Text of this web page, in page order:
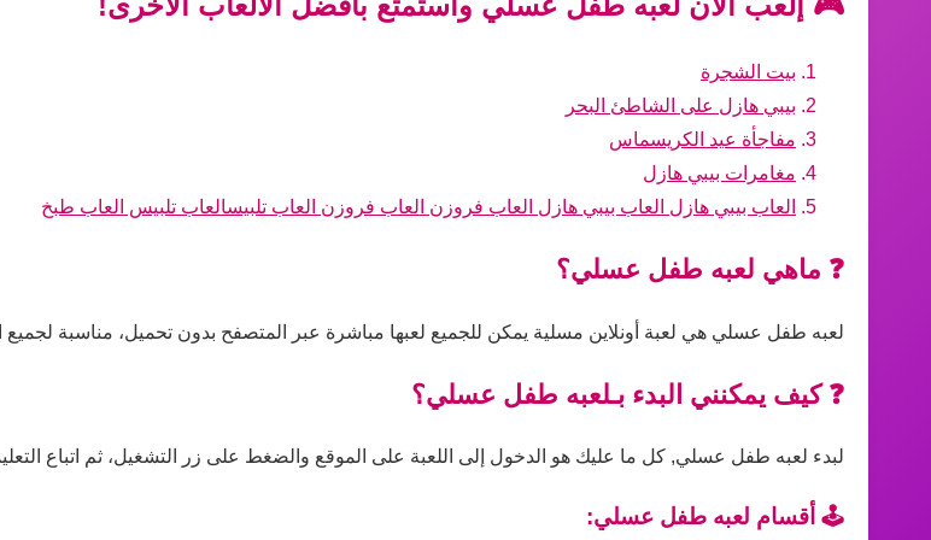
بيت الشجرة
بيبي هازل على الشاطئ البحر
مفاجأة عيد الكريسماس
مغامرات بيبي هازل
العاب بيبي هازل العاب بيبي هازل العاب فروزن العاب فروزن العاب تلبيسالعاب تلبيس العاب طبخ
❓ ماهي لعبه طفل عسلي؟
لعبه طفل عسلي هي لعبة أونلاين مسلية يمكن للجميع لعبها مباشرة عبر المتصفح بدون تحميل، مناسبة لجميع
❓ كيف يمكنني البدء بـلعبه طفل عسلي؟
لبدء لعبه طفل عسلي, كل ما عليك هو الدخول إلى اللعبة على الموقع والضغط على زر التشغيل، ثم اتباع
🕹️ أقسام لعبه طفل عسلي: